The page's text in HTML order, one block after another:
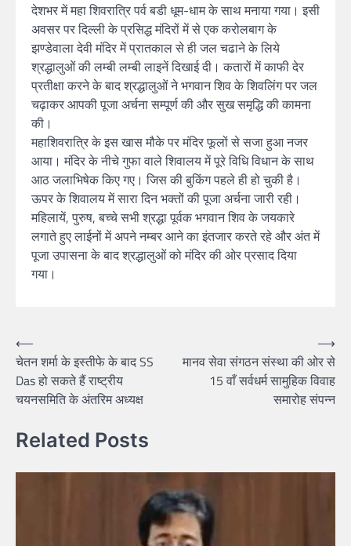
देशभर में महा शिवरात्रि पर्व बडी धूम-धाम के साथ मनाया गया। इसी
अवसर पर दिल्ली के प्रसिद्ध मंदिरों में से एक करोलबाग के
झण्डेवाला देवी मंदिर में प्रातकाल से ही जल चढाने के लिये
श्रद्धालुओं की लम्बी लम्बी लाइनें दिखाई दी। कतारों में काफी देर
प्रतीक्षा करने के बाद श्रद्धालुओं ने भगवान शिव के शिवलिंग पर जल
चढ़ाकर आपकी पूजा अर्चना सम्पूर्ण की और सुख समृद्धि की कामना
की।
महाशिवरात्रि के इस खास मौके पर मंदिर फूलों से सजा हुआ नजर
आया। मंदिर के नीचे गुफा वाले शिवालय में पूरे विधि विधान के साथ
आठ जलाभिषेक किए गए। जिस की बुकिंग पहले ही हो चुकी है।
ऊपर के शिवालय में सारा दिन भक्तों की पूजा अर्चना जारी रही।
महिलायें, पुरुष, बच्चे सभी श्रद्धा पूर्वक भगवान शिव के जयकारे
लगाते हुए लाईनों में अपने नम्बर आने का इंतजार करते रहे और अंत में
पूजा उपासना के बाद श्रद्धालुओं को मंदिर की ओर प्रसाद दिया
गया।
Post
navigation
⟵
चेतन शर्मा के इस्तीफे के बाद SS
Das हो सकते हैं राष्ट्रीय
चयनसमिति के अंतरिम अध्यक्ष
मानव सेवा संगठन संस्था की ओर से
15 वाँ सर्वधर्म सामुहिक विवाह
समारोह संपन्न
⟶
Related Posts